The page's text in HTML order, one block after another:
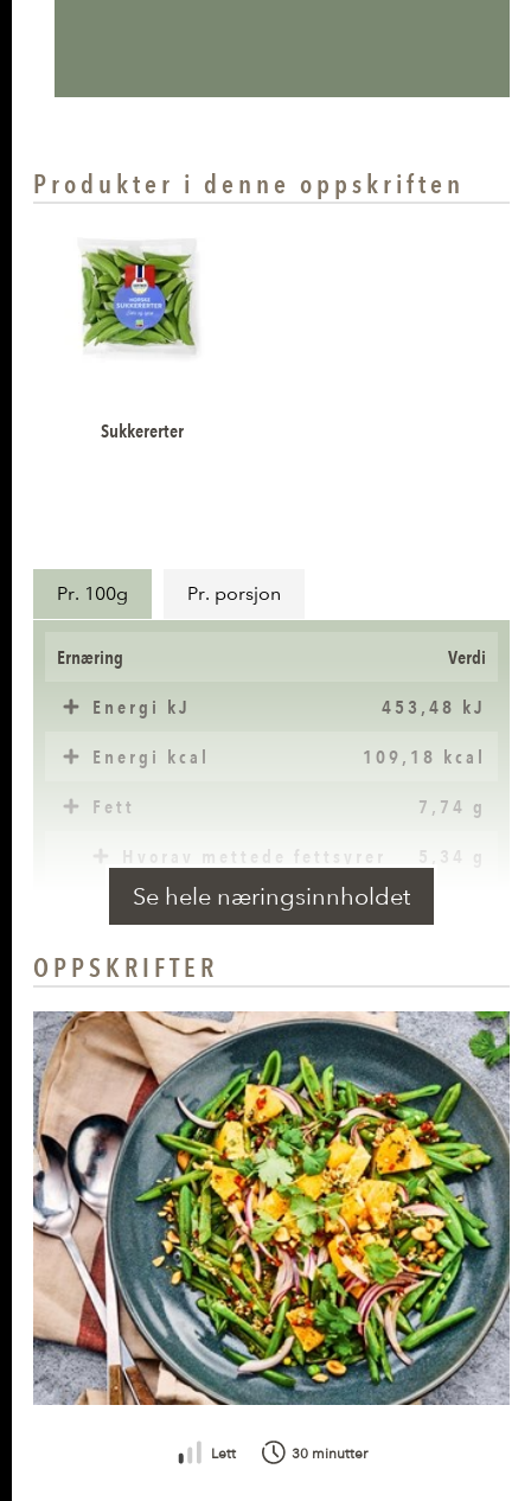
Produkter i denne oppskriften
Sukkererter
Næringsinnhold
Pr. 100g Pr. porsjon
Ernæring Verdi
Energi kJ 453,48 kJ
Energi kcal 109,18 kcal
Fett 7,74 g
Hvorav mettede fettsyrer 5,34 g
Karbohydrater
Hvorav sukkerarter
Kostfiber 1,62 g
Protein 4,6 g
Salt 0,11 g
Vitamin A 85,03 RAE(10% *)
Vitamin C
(askorbinsyre)
25,05 mg(31%
*)
Vitamin B1 (tiamin) 0,1 mg(9% *)
Vitamin B9 (folat) 28,61 µg(14% *)
Kalium (K) 172,86 mg (8% *)
Se hele næringsinnholdet
OPPSKRIFTER
Lett 30 minutter